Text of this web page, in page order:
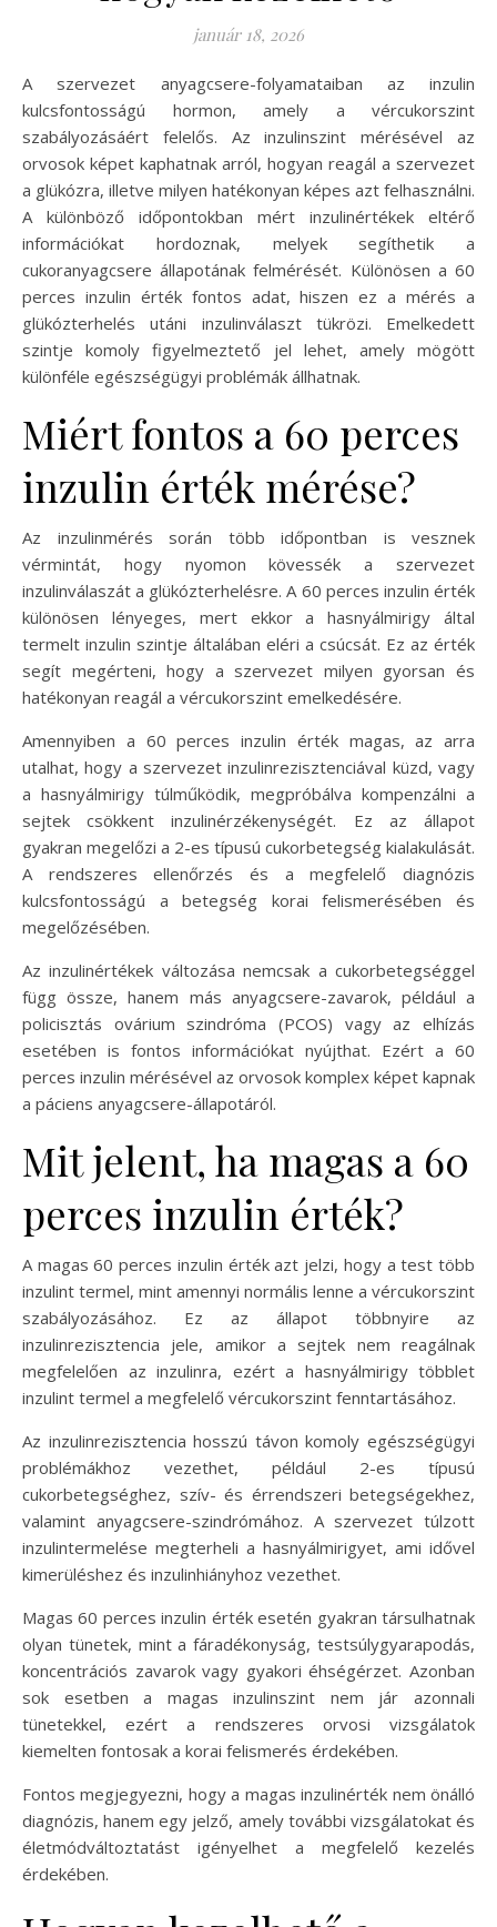
január 18, 2026
A szervezet anyagcsere-folyamataiban az inzulin
kulcsfontosságú hormon, amely a vércukorszint
szabályozásáért felelős. Az inzulinszint mérésével az
orvosok képet kaphatnak arról, hogyan reagál a szervezet
a glükózra, illetve milyen hatékonyan képes azt felhasználni.
A különböző időpontokban mért inzulinértékek eltérő
információkat hordoznak, melyek segíthetik a
cukoranyagcsere állapotának felmérését. Különösen a 60
perces inzulin érték fontos adat, hiszen ez a mérés a
glükózterhelés utáni inzulinválaszt tükrözi. Emelkedett
szintje komoly figyelmeztető jel lehet, amely mögött
különféle egészségügyi problémák állhatnak.
Miért fontos a 60 perces
inzulin érték mérése?
Az inzulinmérés során több időpontban is vesznek
vérmintát, hogy nyomon kövessék a szervezet
inzulinválaszát a glükózterhelésre. A 60 perces inzulin érték
különösen lényeges, mert ekkor a hasnyálmirigy által
termelt inzulin szintje általában eléri a csúcsát. Ez az érték
segít megérteni, hogy a szervezet milyen gyorsan és
hatékonyan reagál a vércukorszint emelkedésére.
Amennyiben a 60 perces inzulin érték magas, az arra
utalhat, hogy a szervezet inzulinrezisztenciával küzd, vagy
a hasnyálmirigy túlműködik, megpróbálva kompenzálni a
sejtek csökkent inzulinérzékenységét. Ez az állapot
gyakran megelőzi a 2-es típusú cukorbetegség kialakulását.
A rendszeres ellenőrzés és a megfelelő diagnózis
kulcsfontosságú a betegség korai felismerésében és
megelőzésében.
Az inzulinértékek változása nemcsak a cukorbetegséggel
függ össze, hanem más anyagcsere-zavarok, például a
policisztás ovárium szindróma (PCOS) vagy az elhízás
esetében is fontos információkat nyújthat. Ezért a 60
perces inzulin mérésével az orvosok komplex képet kapnak
a páciens anyagcsere-állapotáról.
Mit jelent, ha magas a 60
perces inzulin érték?
A magas 60 perces inzulin érték azt jelzi, hogy a test több
inzulint termel, mint amennyi normális lenne a vércukorszint
szabályozásához. Ez az állapot többnyire az
inzulinrezisztencia jele, amikor a sejtek nem reagálnak
megfelelően az inzulinra, ezért a hasnyálmirigy többlet
inzulint termel a megfelelő vércukorszint fenntartásához.
Az inzulinrezisztencia hosszú távon komoly egészségügyi
problémákhoz vezethet, például 2-es típusú
cukorbetegséghez, szív- és érrendszeri betegségekhez,
valamint anyagcsere-szindrómához. A szervezet túlzott
inzulintermelése megterheli a hasnyálmirigyet, ami idővel
kimerüléshez és inzulinhiányhoz vezethet.
Magas 60 perces inzulin érték esetén gyakran társulhatnak
olyan tünetek, mint a fáradékonyság, testsúlygyarapodás,
koncentrációs zavarok vagy gyakori éhségérzet. Azonban
sok esetben a magas inzulinszint nem jár azonnali
tünetekkel, ezért a rendszeres orvosi vizsgálatok
kiemelten fontosak a korai felismerés érdekében.
Fontos megjegyezni, hogy a magas inzulinérték nem önálló
diagnózis, hanem egy jelző, amely további vizsgálatokat és
életmódváltoztatást igényelhet a megfelelő kezelés
érdekében.